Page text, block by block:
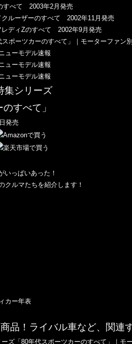
すべて 2003年2月発売
ルーザーのすべて 2002年11月発売
ディZのすべて 2002年9月発売
集シリーズ
すべて」
発売
いっぱいあった！
クルマたちを紹介します！
カー年表